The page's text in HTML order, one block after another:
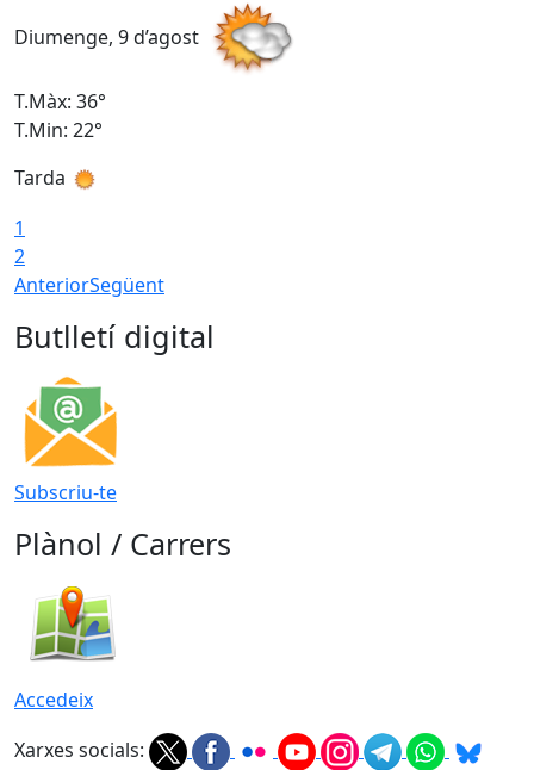
Diumenge, 9 d’agost
T.Màx: 36°
T.Min: 22°
Tarda
1
2
AnteriorSegüent
Butlletí digital
Subscriu-te
Plànol / Carrers
Accedeix
Xarxes socials: